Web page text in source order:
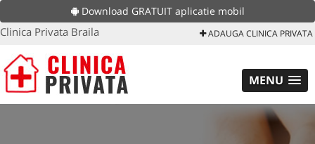
Download GRATUIT aplicatie mobil
Clinica Privata Braila ADAUGA CLINICA PRIVATA
MENU